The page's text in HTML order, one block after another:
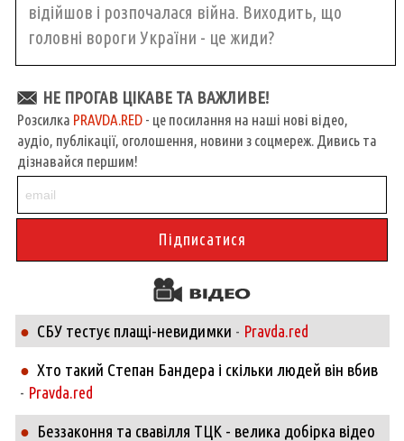
відійшов і розпочалася війна. Виходить, що
головні вороги України - це жиди?
НЕ ПРОГАВ ЦІКАВЕ ТА ВАЖЛИВЕ!
Розсилка PRAVDA.RED- це посилання на наші нові відео,
аудіо, публікації, оголошення, новини з соцмереж. Дивись та
дізнавайся першим!
● СБУ тестує плащі-невидимки - Pravda.red
● Хто такий Степан Бандера і скільки людей він вбив
- Pravda.red
● Беззаконня та свавілля ТЦК - велика добірка відео